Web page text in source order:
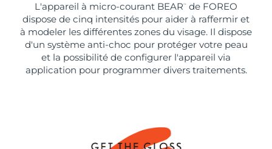
L'appareil à micro-courant BEAR ™
de FOREO
dispose de cinq intensités pour aider à raffermir et
à modeler les différentes zones du visage. Il dispose
d'un système anti-choc pour protéger votre peau
et la possibilité de configurer l'appareil via
application pour programmer divers traitements.